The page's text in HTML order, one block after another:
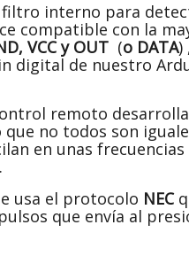
filtro interno para
compatible con la
VCC y OUT (o DATA)
digital de nuestro
remoto
no todos son
en unas frecuencias
.
usa el protocolo NEC
que envía al